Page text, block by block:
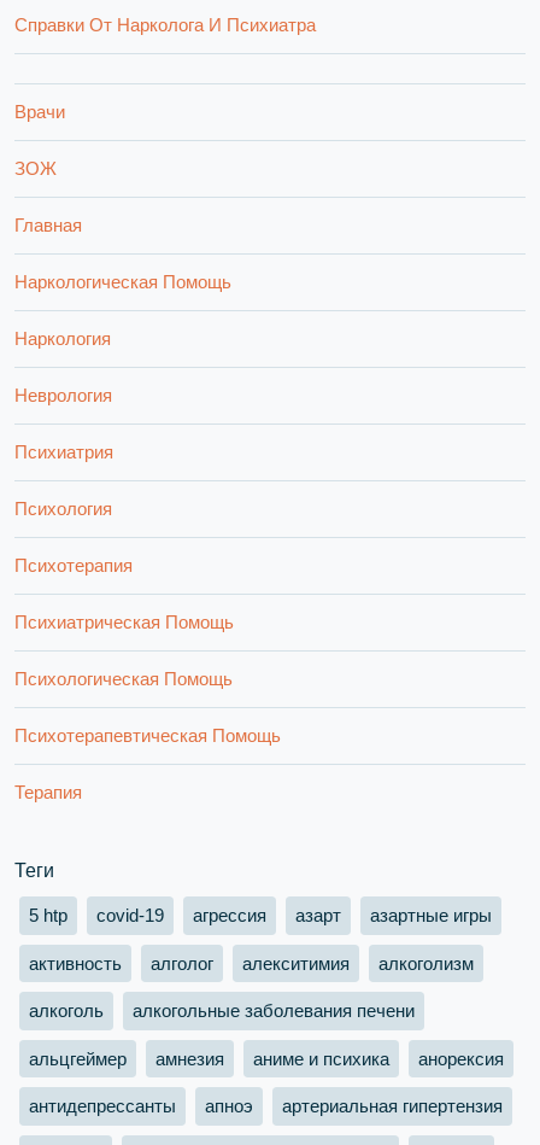
Справки От Нарколога И Психиатра
Врачи
ЗОЖ
Главная
Наркологическая Помощь
Наркология
Неврология
Психиатрия
Психология
Психотерапия
Психиатрическая Помощь
Психологическая Помощь
Психотерапевтическая Помощь
Терапия
Теги
5 htp covid-19 агрессия азарт азартные игры
активность алголог алекситимия алкоголизм
алкоголь алкогольные заболевания печени
альцгеймер амнезия аниме и психика анорексия
антидепрессанты апноэ артериальная гипертензия